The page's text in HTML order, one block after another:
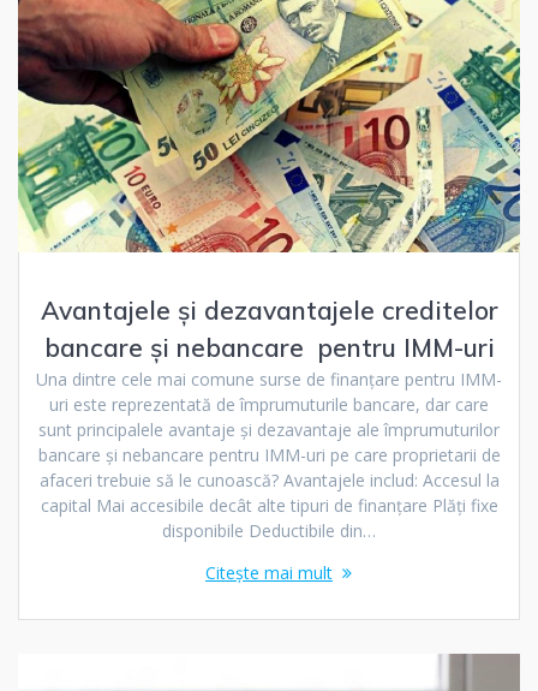
Avantajele și dezavantajele creditelor
bancare și nebancare pentru IMM-uri
Una dintre cele mai comune surse de finanțare pentru IMM-
uri este reprezentată de împrumuturile bancare, dar care
sunt principalele avantaje și dezavantaje ale împrumuturilor
bancare și nebancare pentru IMM-uri pe care proprietarii de
afaceri trebuie să le cunoască? Avantajele includ: Accesul la
capital Mai accesibile decât alte tipuri de finanțare Plăți fixe
disponibile Deductibile din…
Citește mai mult